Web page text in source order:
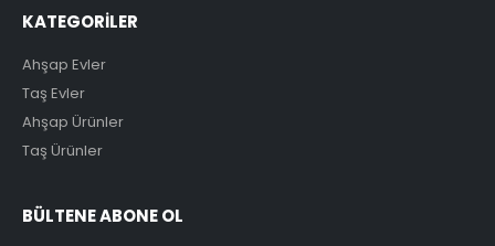
KATEGORİLER
Ahşap Evler
Taş Evler
Ahşap Ürünler
Taş Ürünler
BÜLTENE ABONE OL